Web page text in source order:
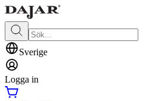
Sverige
Logga in